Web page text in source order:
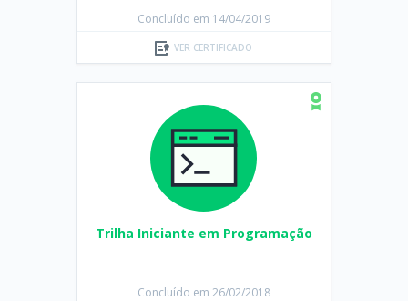
Concluído em 14/04/2019
VER CERTIFICADO
Trilha Iniciante em Programação
Concluído em 26/02/2018